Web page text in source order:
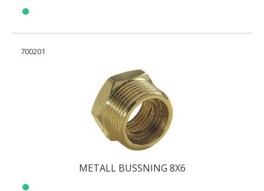
700201
METALL BUSSNING 8X6